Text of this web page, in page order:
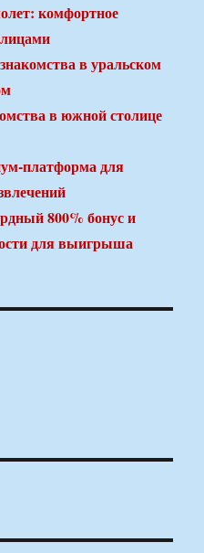
комфортное
в уральском
в южной столице
платформа для
800% бонус и
для выигрыша